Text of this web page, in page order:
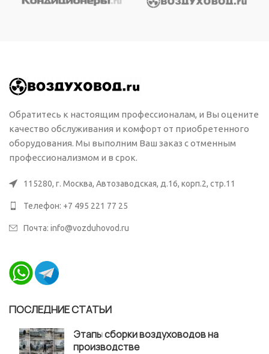
Обратитесь к настоящим профессионалам, и Вы оцените
качество обслуживания и комфорт от приобретенного
оборудования. Мы выполним Ваш заказ с отменным
профессионализмом и в срок.
115280, г. Москва, Автозаводская, д.16, корп.2, стр.11
Телефон: +7 495 221 77 25
Почта: info@vozduhovod.ru
ПОСЛЕДНИЕ СТАТЬИ
Этапы сборки воздуховодов на
производстве